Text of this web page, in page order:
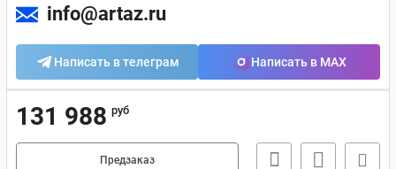
info@artaz.ru
Написать в телеграм Написать в MAX
131 988 руб
Предзаказ